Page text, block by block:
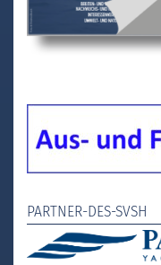
PARTNER-DES-SVSH